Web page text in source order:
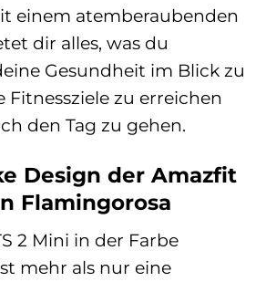
einem atemberaubenden
dir alles, was du
Gesundheit im Blick zu
Fitnessziele zu erreichen
den Tag zu gehen.
Design der Amazfit
Flamingorosa
2 Mini in der Farbe
mehr als nur eine